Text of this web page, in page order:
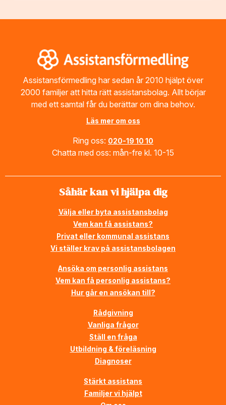
Assistansförmedling har sedan år 2010 hjälpt över
2000 familjer att hitta rätt assistansbolag. Allt börjar
med ett samtal får du berättar om dina behov.
Läs mer om oss
Ring oss: 020-19 10 10
Chatta med oss: mån-fre kl. 10-15
Såhär kan vi hjälpa dig
Välja eller byta assistansbolag
Vem kan få assistans?
Privat eller kommunal assistans
Vi ställer krav på assistansbolagen
Ansöka om personlig assistans
Vem kan få personlig assistans?
Hur går en ansökan till?
Rådgivning
Vanliga frågor
Ställ en fråga
Utbildning & föreläsning
Diagnoser
Stärkt assistans
Familjer vi hjälpt